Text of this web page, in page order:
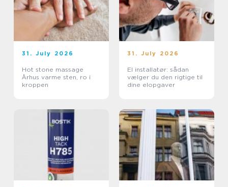
31. July 2026
Hot stone massage
Århus varme sten, ro i
kroppen
31. July 2026
El installatør: sådan
vælger du den rigtige til
dine elopgaver